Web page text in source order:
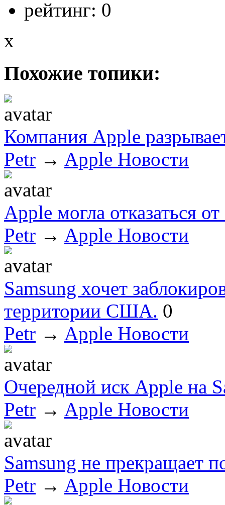
рейтинг: 0
x
Похожие топики:
Компания Apple
Petr → Apple Новости
Apple могла отказаться
Petr → Apple Новости
Samsung хочет
территории США. 0
Petr → Apple Новости
Очередной иск Apple на
Petr → Apple Новости
Samsung не прекращает
Petr → Apple Новости